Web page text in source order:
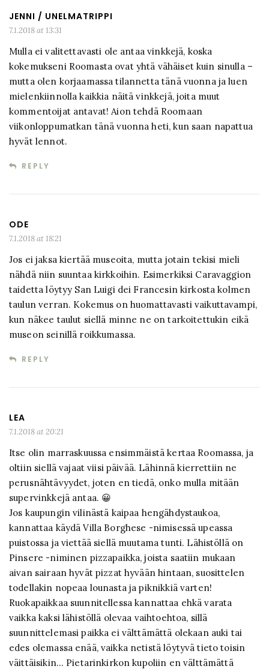
JENNI / UNELMATRIPPI
7.1.2018 at 13:31
Mulla ei valitettavasti ole antaa vinkkejä, koska
kokemukseni Roomasta ovat yhtä vähäiset kuin sinulla –
mutta olen korjaamassa tilannetta tänä vuonna ja luen
mielenkiinnolla kaikkia näitä vinkkejä, joita muut
kommentoijat antavat! Aion tehdä Roomaan
viikonloppumatkan tänä vuonna heti, kun saan napattua
hyvät lennot.
REPLY
ODE
7.1.2018 at 18:21
Jos ei jaksa kiertää museoita, mutta jotain tekisi mieli
nähdä niin suuntaa kirkkoihin. Esimerkiksi Caravaggion
taidetta löytyy San Luigi dei Francesin kirkosta kolmen
taulun verran. Kokemus on huomattavasti vaikuttavampi,
kun näkee taulut siellä minne ne on tarkoitettukin eikä
museon seinillä roikkumassa.
REPLY
LEA
7.1.2018 at 20:21
Itse olin marraskuussa ensimmäistä kertaa Roomassa, ja
oltiin siellä vajaat viisi päivää. Lähinnä kierrettiin ne
perusnähtävyydet, joten en tiedä, onko mulla mitään
supervinkkejä antaa. 😀
Jos kaupungin vilinästä kaipaa hengähdystaukoa,
kannattaa käydä Villa Borghese -nimisessä upeassa
puistossa ja viettää siellä muutama tunti. Lähistöllä on
Pinsere -niminen pizzapaikka, joista saatiin mukaan
aivan sairaan hyvät pizzat hyvään hintaan, suosittelen
todellakin nopeaa lounasta ja piknikkiä varten!
Ruokapaikkaa suunnitellessa kannattaa ehkä varata
vaikka kaksi lähistöllä olevaa vaihtoehtoa, sillä
suunnittelemasi paikka ei välttämättä olekaan auki tai
edes olemassa enää, vaikka netistä löytyvä tieto toisin
väittäisikin… Pietarinkirkon kupoliin en välttämättä